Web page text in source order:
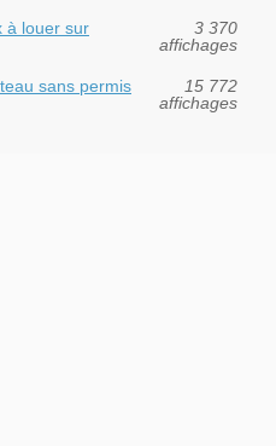
à louer sur
3 370
affichages
sans permis
15 772
affichages